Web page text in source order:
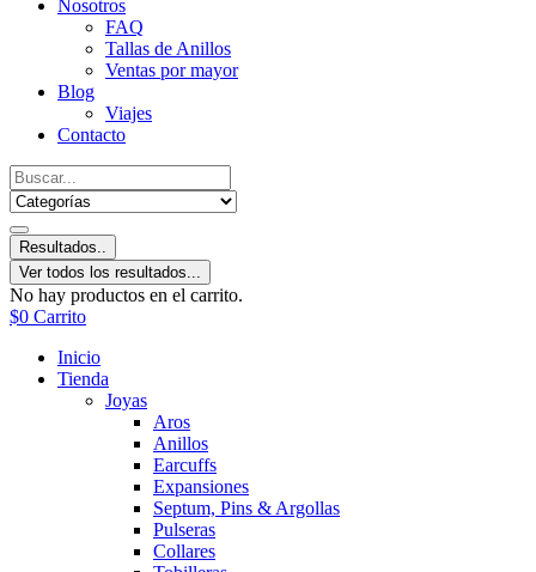
Nosotros
FAQ
Tallas de Anillos
Ventas por mayor
Blog
Viajes
Contacto
Resultados..
Ver todos los resultados...
No hay productos en el carrito.
$0 Carrito
Inicio
Tienda
Joyas
Aros
Anillos
Earcuffs
Expansiones
Septum, Pins & Argollas
Pulseras
Collares